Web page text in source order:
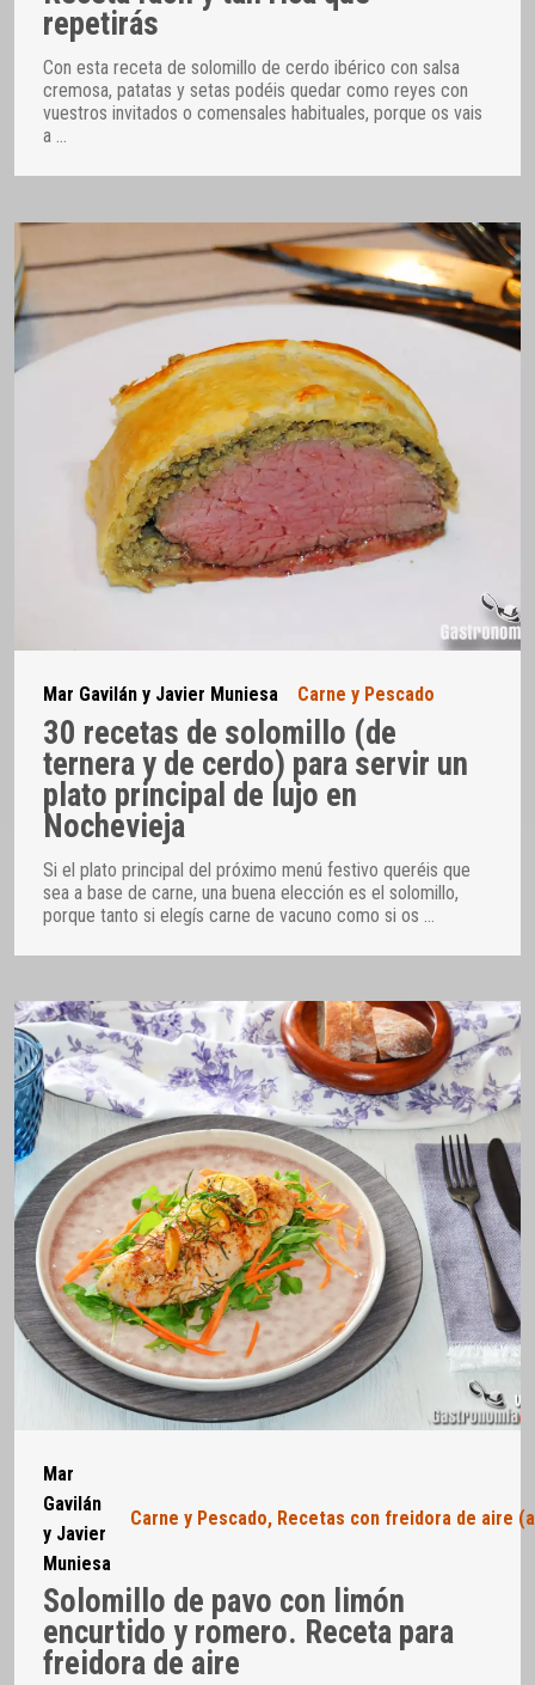
repetirás
Con esta receta de solomillo de cerdo ibérico con salsa
cremosa, patatas y setas podéis quedar como reyes con
vuestros invitados o comensales habituales, porque os vais
a …
Mar Gavilán y Javier Muniesa Carne y Pescado
30 recetas de solomillo (de
ternera y de cerdo) para servir un
plato principal de lujo en
Nochevieja
Si el plato principal del próximo menú festivo queréis que
sea a base de carne, una buena elección es el solomillo,
porque tanto si elegís carne de vacuno como si os …
Mar
Gavilán
y Javier
Muniesa
Carne y Pescado, Recetas con freidora de aire
Solomillo de pavo con limón
encurtido y romero. Receta para
freidora de aire